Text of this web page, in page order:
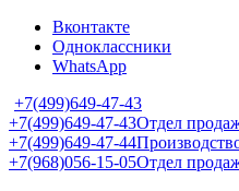
Вконтакте
Одноклассники
WhatsApp
+7(499)649-47-43
+7(499)649-47-43Отдел
+7(499)649-47-44
+7(968)056-15-05Отдел